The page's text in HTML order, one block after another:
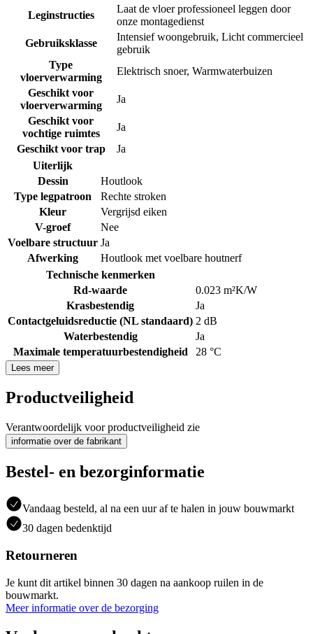
Leginstructies
Laat de vloer professioneel leggen door
onze montagedienst
Gebruiksklasse
Intensief woongebruik, Licht commercieel
gebruik
Type
vloerverwarming
Elektrisch snoer, Warmwaterbuizen
Geschikt voor
vloerverwarming
Ja
Geschikt voor
vochtige ruimtes
Ja
Geschikt voor trap
Ja
Uiterlijk
Dessin
Houtlook
Type legpatroon
Rechte stroken
Kleur
Vergrijsd eiken
V-groef
Nee
Voelbare structuur Ja
Afwerking
Houtlook met voelbare houtnerf
Technische kenmerken
Rd-waarde
0.023 m²K/W
Krasbestendig
Ja
Contactgeluidsreductie (NL standaard) 2 dB
Waterbestendig
Ja
Maximale temperatuurbestendigheid
28 °C
Lees meer
Productveiligheid
Verantwoordelijk voor productveiligheid zie
informatie over de fabrikant
Bestel- en bezorginformatie
Vandaag besteld, al na een uur af te halen in jouw bouwmarkt
30 dagen bedenktijd
Retourneren
Je kunt dit artikel binnen 30 dagen na aankoop ruilen in de
bouwmarkt.
Meer informatie over de bezorging